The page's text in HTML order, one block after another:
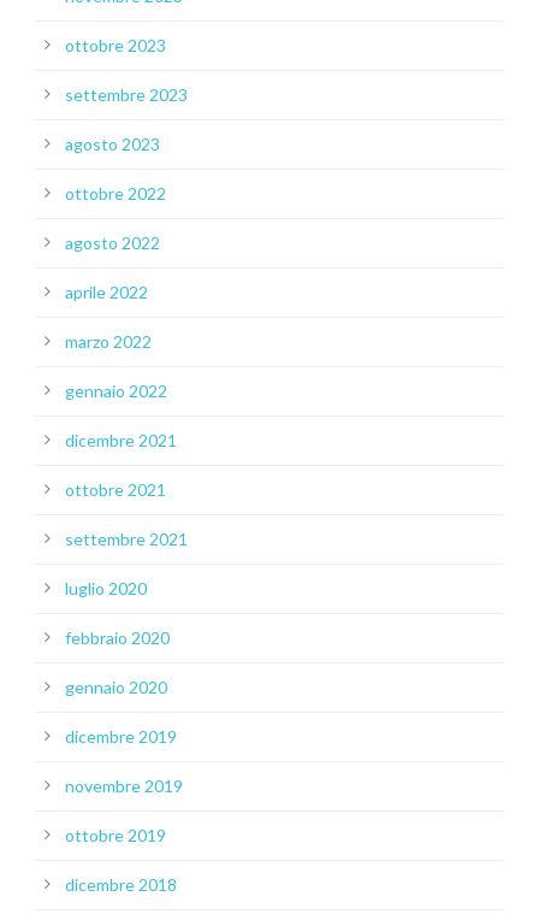
ottobre 2023
settembre 2023
agosto 2023
ottobre 2022
agosto 2022
aprile 2022
marzo 2022
gennaio 2022
dicembre 2021
ottobre 2021
settembre 2021
luglio 2020
febbraio 2020
gennaio 2020
dicembre 2019
novembre 2019
ottobre 2019
dicembre 2018